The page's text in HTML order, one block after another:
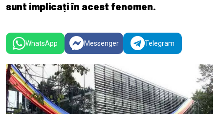
sunt implicați în acest fenomen.
WhatsApp Messenger Telegram